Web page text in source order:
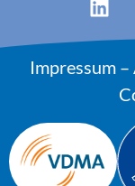
Impressum–